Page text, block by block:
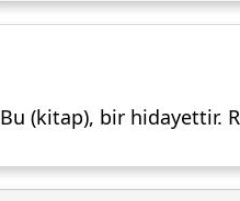
Bu (kitap), bir hidayettir.